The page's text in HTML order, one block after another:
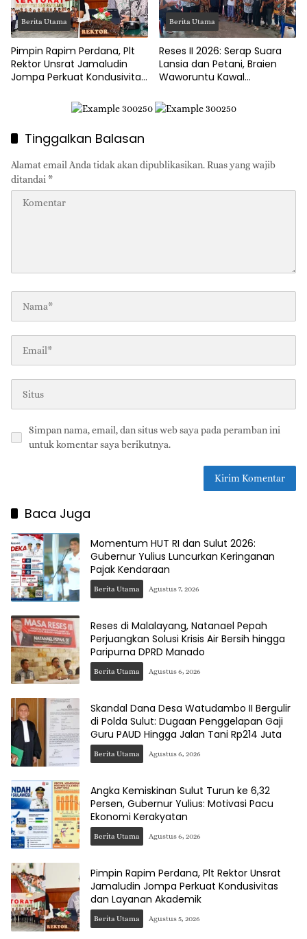
Berita Utama
Pimpin Rapim Perdana, Plt
Rektor Unsrat Jamaludin
Jompa Perkuat Kondusivitas
Berita Utama
Reses II 2026: Serap Suara
Lansia dan Petani, Braien
Waworuntu Kawal
Tinggalkan Balasan
Alamat email Anda tidak akan dipublikasikan.Ruas yang wajib
ditandai*
Simpan nama, email, dan situs web saya pada peramban ini
untuk komentar saya berikutnya.
Baca Juga
Momentum HUT RI dan Sulut 2026:
Gubernur Yulius Luncurkan Keringanan
Pajak Kendaraan
Berita Utama Agustus 7, 2026
Reses di Malalayang, Natanael Pepah
Perjuangkan Solusi Krisis Air Bersih hingga
Paripurna DPRD Manado
Berita Utama Agustus 6, 2026
Skandal Dana Desa Watudambo II Bergulir
di Polda Sulut: Dugaan Penggelapan Gaji
Guru PAUD Hingga Jalan Tani Rp214 Juta
Berita Utama Agustus 6, 2026
Angka Kemiskinan Sulut Turun ke 6,32
Persen, Gubernur Yulius: Motivasi Pacu
Ekonomi Kerakyatan
Berita Utama Agustus 6, 2026
Pimpin Rapim Perdana, Plt Rektor Unsrat
Jamaludin Jompa Perkuat Kondusivitas
dan Layanan Akademik
Berita Utama Agustus 5, 2026